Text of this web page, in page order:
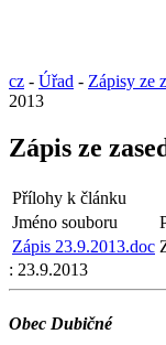
cz - Úřad - Zápisy ze
2013
Zápis ze
Přílohy k článku
Jméno souboru
Zápis 23.9.2013.doc
: 23.9.2013
Obec Dubičné